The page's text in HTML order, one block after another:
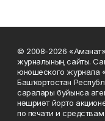
© 2008-2026 «Аманат»
журналының сайты.
юношеского журнала
Башҡортостан
саралары буйынса
нәшриәт йорто
по печати и